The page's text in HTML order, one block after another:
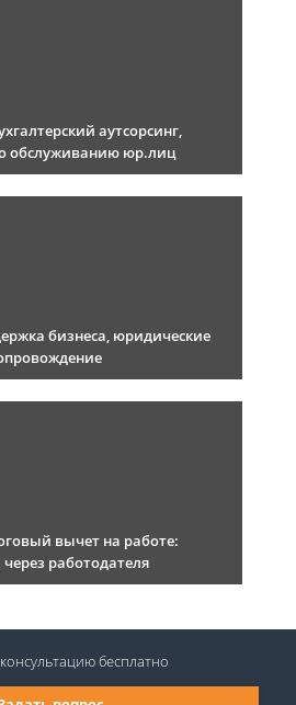
аутсорсинг,
обслуживанию юр.лиц
бизнеса, юридические
вычет на работе:
работодателя
бесплатно